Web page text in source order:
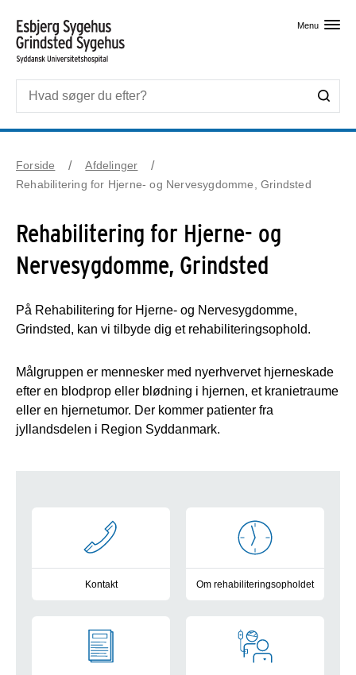
Menu
Forside
Afdelinger
Rehabilitering for Hjerne- og Nervesygdomme, Grindsted
Rehabilitering for Hjerne- og
Nervesygdomme, Grindsted
På Rehabilitering for Hjerne- og Nervesygdomme,
Grindsted, kan vi tilbyde dig et rehabiliteringsophold.
Målgruppen er mennesker med nyerhvervet hjerneskade
efter en blodprop eller blødning i hjernen, et kranietraume
eller en hjernetumor. Der kommer patienter fra
jyllandsdelen i Region Syddanmark.
Kontakt Om rehabiliteringsopholdet